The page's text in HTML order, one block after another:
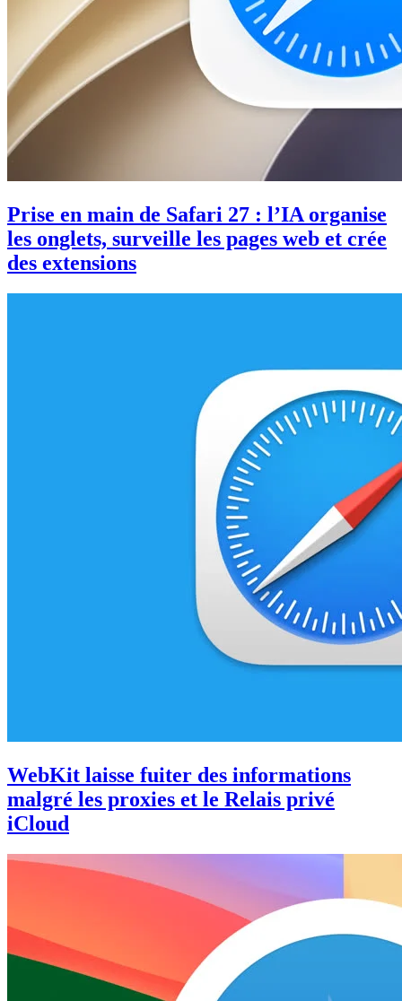
Prise en main de Safari 27 : l’IA organise
les onglets, surveille les pages web et crée
des extensions
WebKit laisse fuiter des informations
malgré les proxies et le Relais privé
iCloud